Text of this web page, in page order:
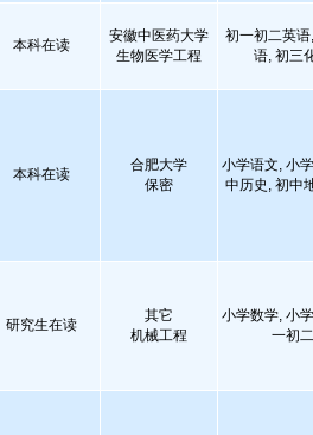
本科在读
安徽中医药大学
生物医学工程
初一初二英
语, 初三
本科在读
合肥大学
保密
小学语文, 小
中历史, 初中
研究生在读
其它
机械工程
小学数学, 小
一初